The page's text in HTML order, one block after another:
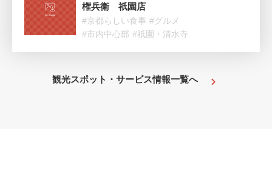
権兵衛 祇園店
#京都らしい食事 #グルメ
#市内中心部 #祇園・清水寺
観光スポット・サービス情報一覧へ